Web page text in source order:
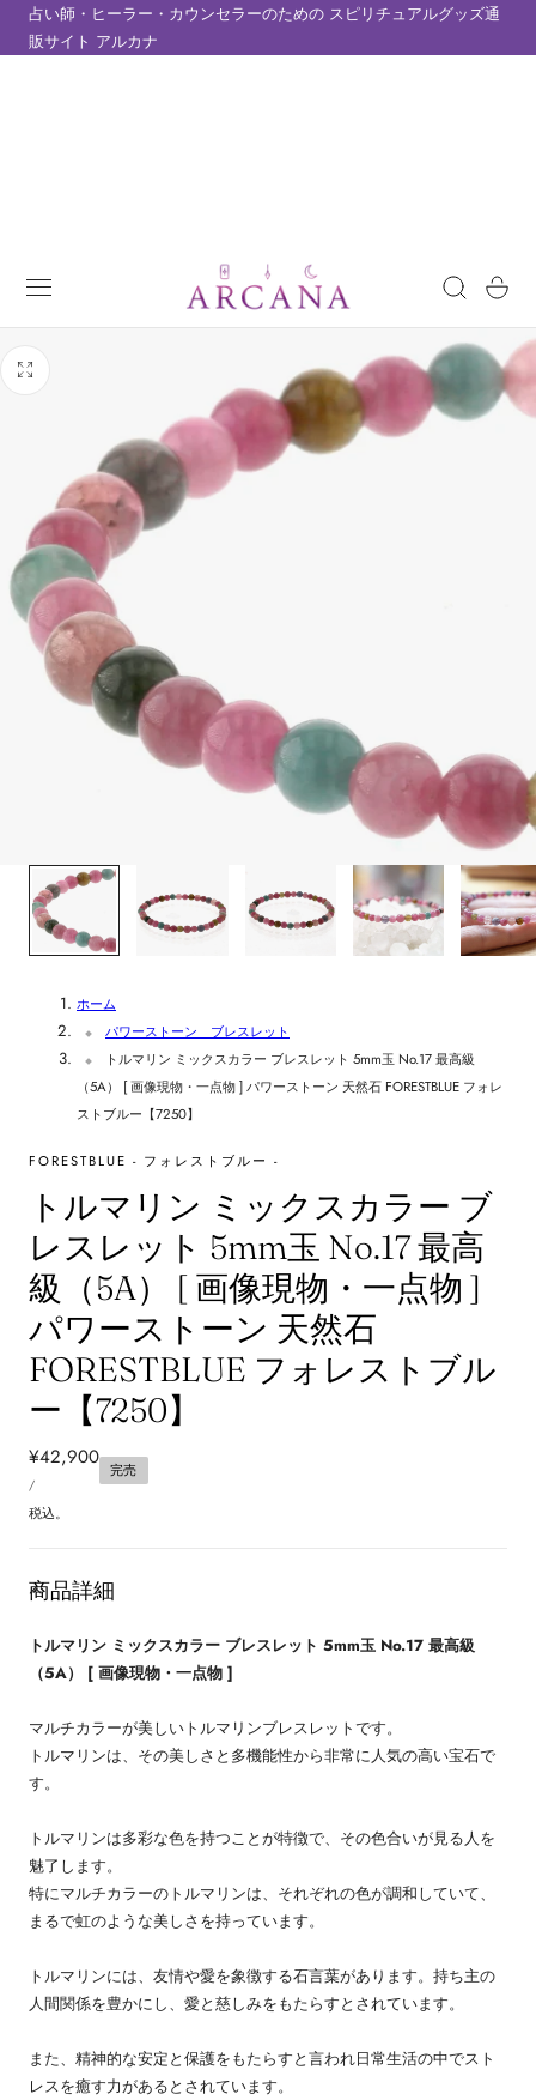
ツにスキップ
占い師・ヒーラー・カウンセラーのための スピリチュアルグッズ通
販サイト アルカナ
ー
1/5
ホーム
パワーストーン ブレスレット
トルマリン ミックスカラー ブレスレット 5mm玉 No.17 最高級
（5A） [ 画像現物・一点物 ] パワーストーン 天然石 FORESTBLUE フォレ
ストブルー【7250】
FORESTBLUE - フォレストブルー -
トルマリン ミックスカラー ブ
レスレット 5mm玉 No.17 最高
級（5A） [ 画像現物・一点物 ]
パワーストーン 天然石
FORESTBLUE フォレストブル
ー【7250】
通
常
価
¥42,900
単
価/あ
り
完売
税込。
商品詳細
トルマリン ミックスカラー ブレスレット 5mm玉 No.17 最高級
（5A） [ 画像現物・一点物 ]
マルチカラーが美しいトルマリンブレスレットです。
トルマリンは、その美しさと多機能性から非常に人気の高い宝石で
す。
トルマリンは多彩な色を持つことが特徴で、その色合いが見る人を
魅了します。
特にマルチカラーのトルマリンは、それぞれの色が調和していて、
まるで虹のような美しさを持っています。
トルマリンには、友情や愛を象徴する石言葉があります。持ち主の
人間関係を豊かにし、愛と慈しみをもたらすとされています。
また、精神的な安定と保護をもたらすと言われ日常生活の中でスト
レスを癒す力があるとされています。